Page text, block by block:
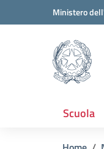
Vai ai contenuti
Vai al menu diMinistero
Scuola